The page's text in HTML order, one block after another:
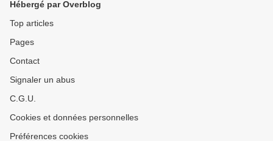
Hébergé par Overblog
Top articles
Pages
Contact
Signaler un abus
C.G.U.
Cookies et données personnelles
Préférences cookies